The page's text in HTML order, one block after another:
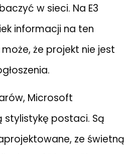
w sieci. Na E3
informacji na ten
że projekt nie jest
Microsoft
stylistykę postaci. Są
ze świetną